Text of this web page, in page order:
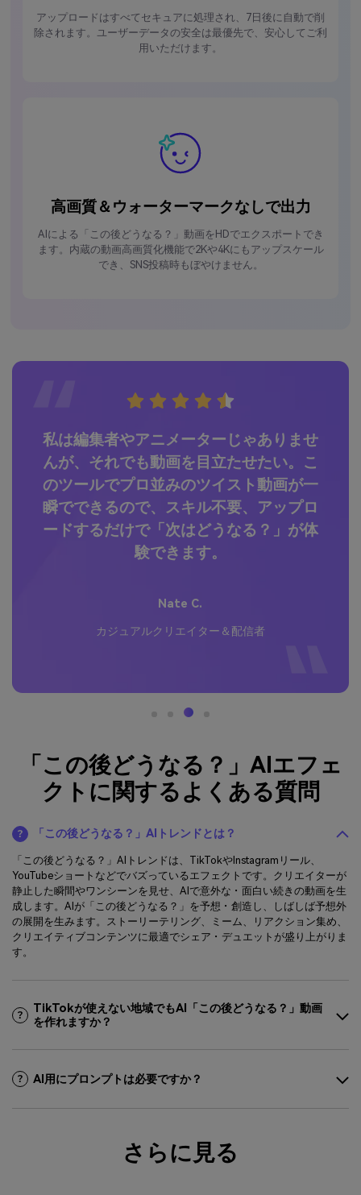
アップロードはすべてセキュアに処理され、7日後に自動で削
除されます。ユーザーデータの安全は最優先で、安心してご利
用いただけます。
高画質＆ウォーターマークなしで出力
AIによる「この後どうなる？」動画をHDでエクスポートでき
ます。内蔵の動画高画質化機能で2Kや4Kにもアップスケール
でき、SNS投稿時もぼやけません。
私は編集者やアニメーターじゃありませ
んが、それでも動画を目立たせたい。こ
のツールでプロ並みのツイスト動画が一
瞬でできるので、スキル不要、アップロ
ードするだけで「次はどうなる？」が体
験できます。
Nate C.
カジュアルクリエイター＆配信者
「この後どうなる？」AIエフェ
クトに関するよくある質問
「この後どうなる？」AIトレンドとは？
「この後どうなる？」AIトレンドは、TikTokやInstagramリール、
YouTubeショートなどでバズっているエフェクトです。クリエイターが
静止した瞬間やワンシーンを見せ、AIで意外な・面白い続きの動画を生
成します。AIが「この後どうなる？」を予想・創造し、しばしば予想外
の展開を生みます。ストーリーテリング、ミーム、リアクション集め、
クリエイティブコンテンツに最適でシェア・デュエットが盛り上がりま
す。
TikTokが使えない地域でもAI「この後どうなる？」動画
を作れますか？
AI用にプロンプトは必要ですか？
さらに見る